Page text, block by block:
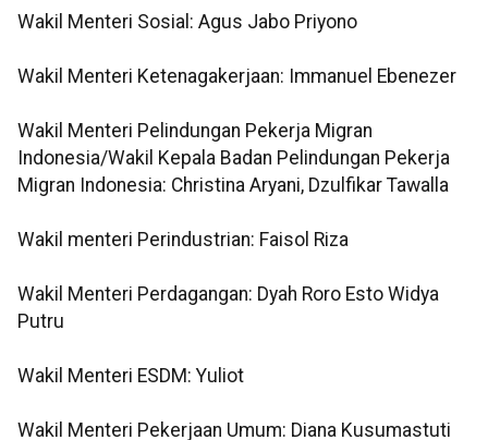
Wakil Menteri Sosial: Agus Jabo Priyono
Wakil Menteri Ketenagakerjaan: Immanuel Ebenezer
Wakil Menteri Pelindungan Pekerja Migran
Indonesia/Wakil Kepala Badan Pelindungan Pekerja
Migran Indonesia: Christina Aryani, Dzulfikar Tawalla
Wakil menteri Perindustrian: Faisol Riza
Wakil Menteri Perdagangan: Dyah Roro Esto Widya
Putru
Wakil Menteri ESDM: Yuliot
Wakil Menteri Pekerjaan Umum: Diana Kusumastuti